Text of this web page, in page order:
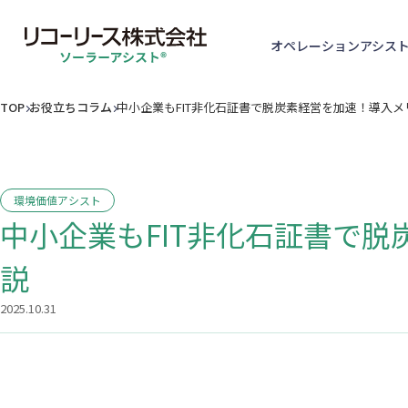
オペレーションアシス
TOP お役立ちコラム 中小企業もFIT非化石証書で脱炭素経営を加速！導入
環境価値アシスト
中小企業もFIT非化石証書で
説
2025.10.31